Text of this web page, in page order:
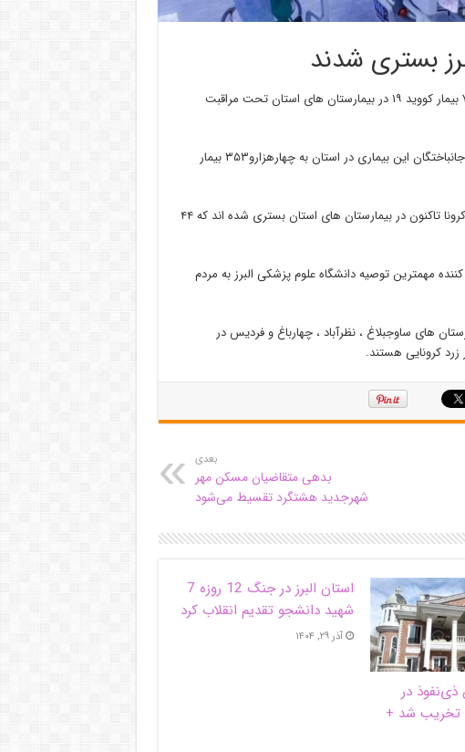
دکتر محمد فتحی روز یکشنبه به خبرنگاران گفت: اکنون ۷۲۱ بیمار کووید ۱۹ در بیمارستان های استان تحت مراقبت
وی بیان داشت: با مرگ ۶ بیمار دیگر کووید۱۹ در البرز شمار جانباختگان این بیماری در استان به چهارهزارو۳۵۳ بیمار
فتحی گفت : ۴۹ هزار و ۳۱۷ بیمار کووید۱۹ از ابتدای شیوع کرونا تاکنون در بیمارستان های استان بستری شده اند که ۴۴
مهمترین توصیه دانشگاه علوم پزشکی البرز به مردم
شهرستان های ساوجبلاغ ، نظرآباد ، چهارباغ و فردیس در
بعدی
بدهی متقاضیان مسکن مهر
شهرجدید هشتگرد تقسیط می‌شود
در
تخریب شد +
استان البرز در جنگ 12 روزه 7
شهید دانشجو تقدیم انقلاب کرد
آذر ۲۹, ۱۴۰۴